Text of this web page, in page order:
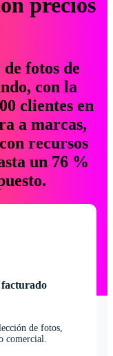
precios
fotos de
con la
clientes en
a marcas,
recursos
un 76 %
de fotos,
comercial.